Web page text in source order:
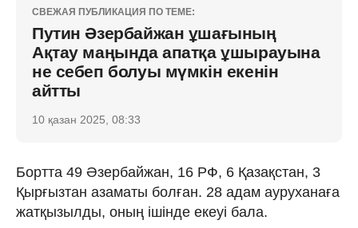
СВЕЖАЯ ПУБЛИКАЦИЯ ПО ТЕМЕ:
Путин Әзербайжан ұшағының
Ақтау маңында апатқа ұшырауына
не себеп болуы мүмкін екенін
айтты
10 қазан 2025, 08:33
Бортта 49 Әзербайжан, 16 РФ, 6 Қазақстан, 3
Қырғызтан азаматы болған. 28 адам ауруханаға
жатқызылды, оның ішінде екеуі бала.